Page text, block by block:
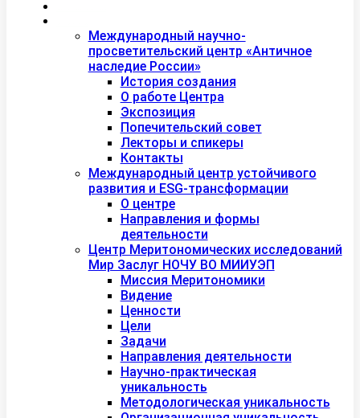
Международный научно-
просветительский центр «Античное
наследие России»
История создания
О работе Центра
Экспозиция
Попечительский совет
Лекторы и спикеры
Контакты
Международный центр устойчивого
развития и ESG-трансформации
О центре
Направления и формы
деятельности
Центр Меритономических исследований
Мир Заслуг НОЧУ ВО МИИУЭП
Миссия Меритономики
Видение
Ценности
Цели
Задачи
Направления деятельности
Научно-практическая
уникальность
Методологическая уникальность